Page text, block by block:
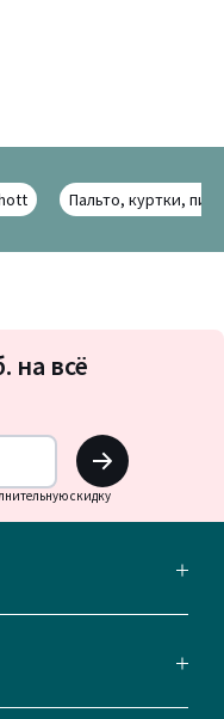
Пальто, куртки,
на всё
OK
скидку